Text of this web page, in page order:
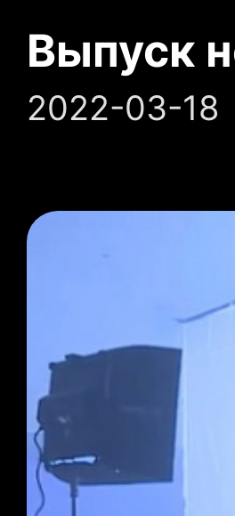
Выпуск
2022-03-18